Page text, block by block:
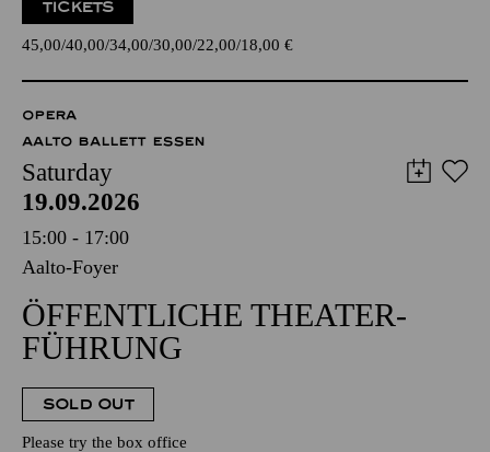
TICKETS
45,00 40,00 34,00 30,00 22,00 18,00 €
OPERA
AALTO BALLETT ESSEN
Saturday
19.09.2026
15:00 - 17:00
Aalto-Foyer
ÖFFENTLICHE THEATER­
FÜHRUNG
SOLD OUT
Please try the box office